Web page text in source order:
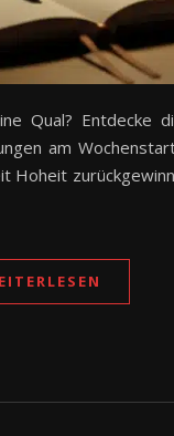
Qual? Entdecke
am
Hoheit